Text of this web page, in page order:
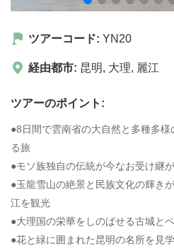
ツアーコード: YN20
経由都市: 昆明, 大理, 麗江
ツアーのポイント:
●8日間で雲南省の大自然と多種多
る旅
●モソ族独自の伝統が今なお受け継
●玉龍雪山の絶景と民族文化の輝き
江を観光
●大理国の栄華をしのばせる古城と
●花と緑に囲まれた昆明の名所を見